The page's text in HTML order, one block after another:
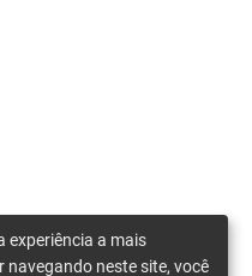
experiência a mais
navegando neste site, você